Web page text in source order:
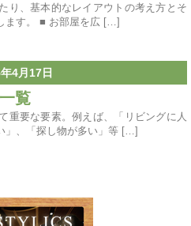
り、基本的なレイアウトの考え方とそ
ます。 ■ お部屋を広 […]
4月17日
覧
重要な要素。例えば、「リビングに人
」、「探し物が多い」等 […]